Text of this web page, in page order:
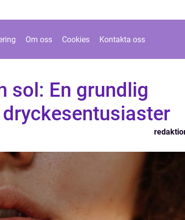
Om oss Cookies Kontakta oss
sol: En grundlig